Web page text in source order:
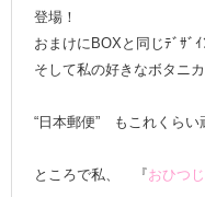
登場！
おまけにBOXと同じﾃﾞｻﾞ
そして私の好きなボタニ
“日本郵便” もこれくらい
ところで私、 『おひつ